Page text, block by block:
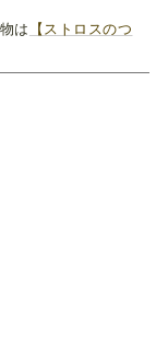
は
【ストロスのつ